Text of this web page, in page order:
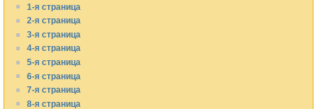
1-я страница
2-я страница
3-я страница
4-я страница
5-я страница
6-я страница
7-я страница
8-я страница